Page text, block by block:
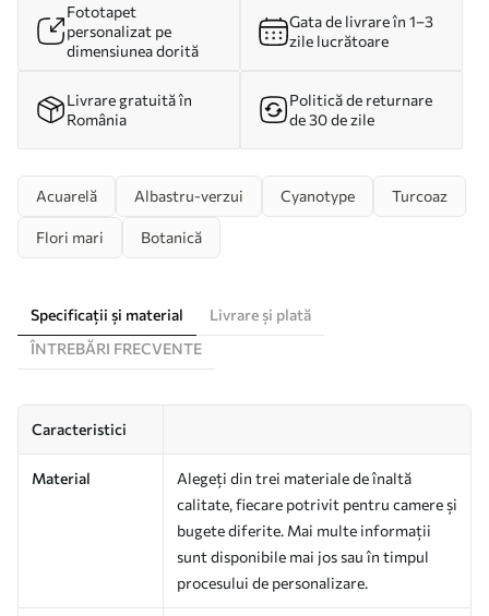
Fototapet
personalizat pe
dimensiunea dorită
Gata de livrare în 1–3
zile lucrătoare
Livrare gratuită în
România
Politică de returnare
de 30 de zile
Acuarelă Albastru-verzui Cyanotype Turcoaz
Flori mari Botanică
Specificații și material
Livrare și plată
ÎNTREBĂRI FRECVENTE
Caracteristici
Material
Alegeți din trei materiale de înaltă
calitate, fiecare potrivit pentru camere și
bugete diferite. Mai multe informații
sunt disponibile mai jos sau în timpul
procesului de personalizare.